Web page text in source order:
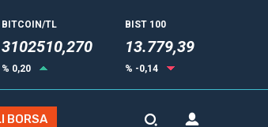
BITCOIN/TL
3102510,270
% 0,20
BIST 100
13.779,39
% -0,14
BORSA